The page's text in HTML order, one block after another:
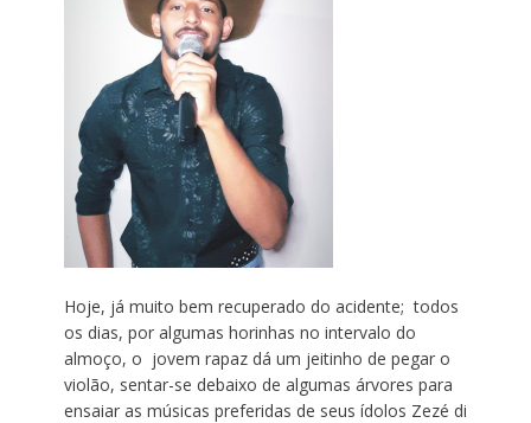
Hoje, já muito bem recuperado do acidente; todos
os dias, por algumas horinhas no intervalo do
almoço, o jovem rapaz dá um jeitinho de pegar o
violão, sentar-se debaixo de algumas árvores para
ensaiar as músicas preferidas de seus ídolos Zezé di